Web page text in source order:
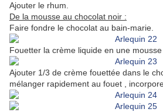
Ajouter le rhum.
De la mousse au chocolat noir :
Faire fondre le chocolat au bain-marie.
Fouetter la crème liquide en une mousse
Ajouter 1/3 de crème fouettée dans le
mélanger rapidement au fouet ,